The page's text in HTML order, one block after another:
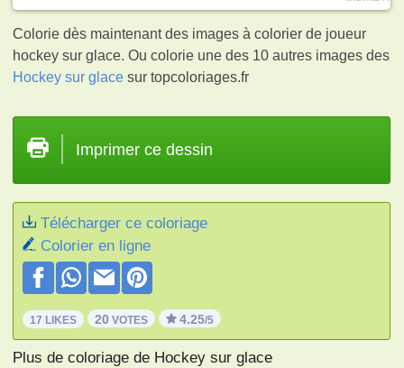
Colorie dès maintenant des images à colorier de joueur
hockey sur glace. Ou colorie une des 10 autres images des
Hockey sur glace sur topcoloriages.fr
Imprimer ce dessin
Télécharger ce coloriage
Colorier en ligne
17 LIKES 20 VOTES 4.25/5
Plus de coloriage de Hockey sur glace